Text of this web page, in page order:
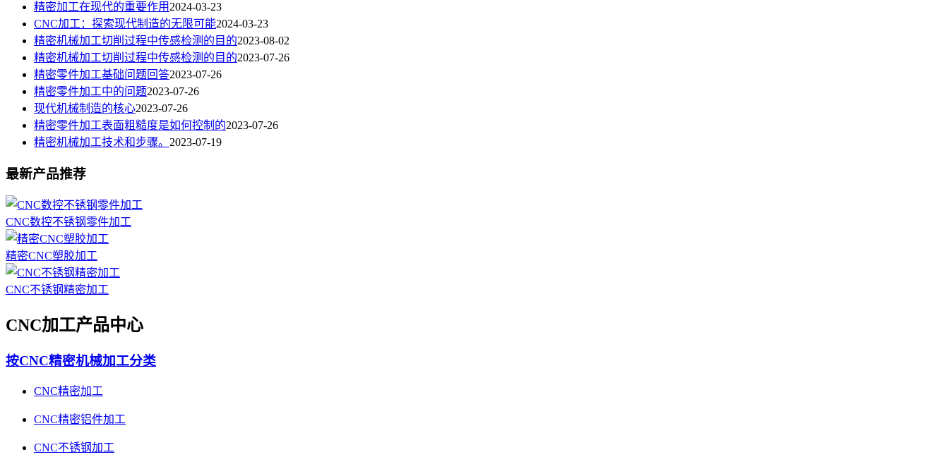
精密加工在现代的重要作用 2024-03-23
CNC加工：探索现代制造的无限可能2024-03-23
精密机械加工切削过程中传感检测的目的2023-08-02
精密机械加工切削过程中传感检测的目的2023-07-26
精密零件加工基础问题回答2023-07-26
精密零件加工中的问题2023-07-26
现代机械制造的核心2023-07-26
精密零件加工表面粗糙度是如何控制的2023-07-26
精密机械加工技术和步骤。 2023-07-19
最新产品推荐
CNC数控不锈钢零件加工
精密CNC塑胶加工
CNC不锈钢精密加工
CNC加工产品中心
按CNC精密机械加工分类
CNC精密加工
CNC精密铝件加工
CNC不锈钢加工